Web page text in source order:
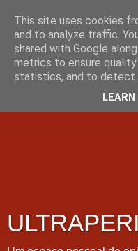
This site uses cookies
and to analyze traffic.
shared with Google
metrics to ensure
statistics, and to detect